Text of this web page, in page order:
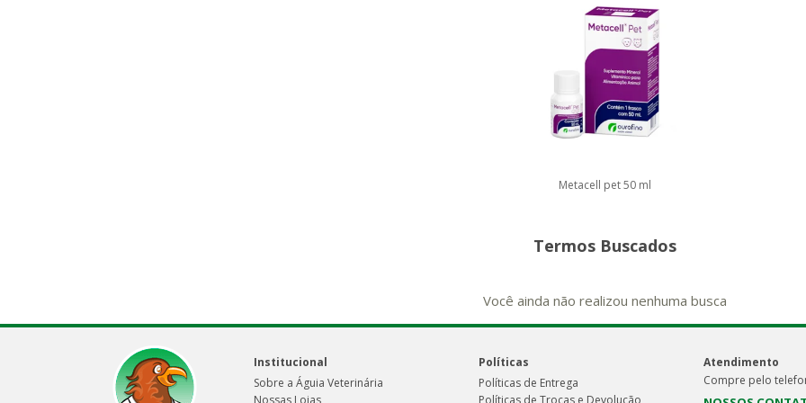
Metacell pet 50 ml
Termos Buscados
Você ainda não realizou nenhuma busca
Institucional
Sobre a Águia Veterinária
Políticas
Políticas de Entrega
Atendimento
Compre pelo